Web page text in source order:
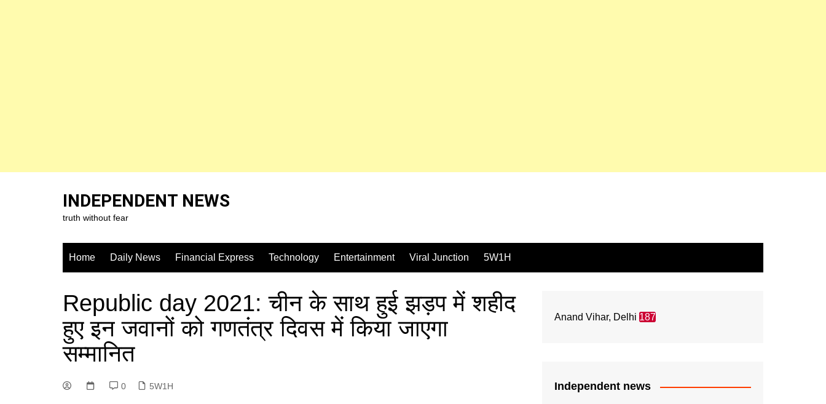
INDEPENDENT NEWS
truth without fear
Home Daily News Financial Express Technology Entertainment Viral Junction 5W1H
Republic day 2021: चीन के साथ हुई झड़प में शहीद
हुए इन जवानों को गणतंत्र दिवस में किया जाएगा
सम्मानित
0 5W1H
Anand Vihar, Delhi 187
Independent news